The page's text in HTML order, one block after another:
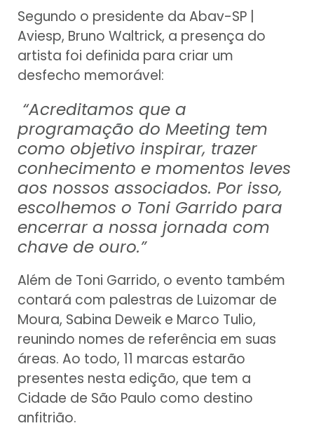
Segundo o presidente da Abav-SP |
Aviesp, Bruno Waltrick, a presença do
artista foi definida para criar um
desfecho memorável:
“Acreditamos que a
programação do Meeting tem
como objetivo inspirar, trazer
conhecimento e momentos leves
aos nossos associados. Por isso,
escolhemos o Toni Garrido para
encerrar a nossa jornada com
chave de ouro.”
Além de Toni Garrido, o evento também
contará com palestras de Luizomar de
Moura, Sabina Deweik e Marco Tulio,
reunindo nomes de referência em suas
áreas. Ao todo, 11 marcas estarão
presentes nesta edição, que tem a
Cidade de São Paulo como destino
anfitrião.